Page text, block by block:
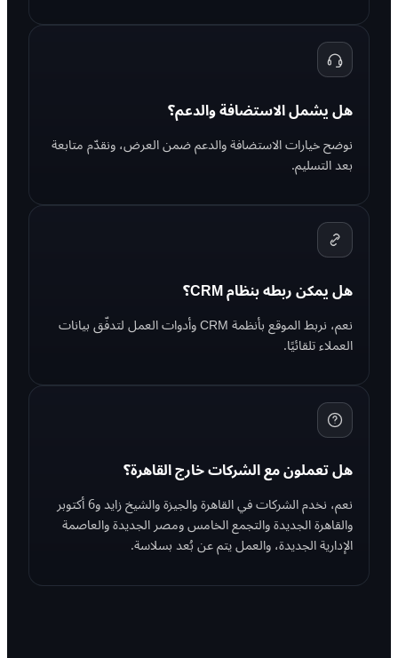
هل يشمل الاستضافة والدعم؟
نوضح خيارات الاستضافة والدعم ضمن العرض، ونقدّم متابعة
بعد التسليم.
هل يمكن ربطه بنظام CRM؟
نعم، نربط الموقع بأنظمة CRM وأدوات العمل لتدفّق بيانات
العملاء تلقائيًا.
هل تعملون مع الشركات خارج القاهرة؟
نعم، نخدم الشركات في القاهرة والجيزة والشيخ زايد و6 أكتوبر
والقاهرة الجديدة والتجمع الخامس ومصر الجديدة والعاصمة
الإدارية الجديدة، والعمل يتم عن بُعد بسلاسة.